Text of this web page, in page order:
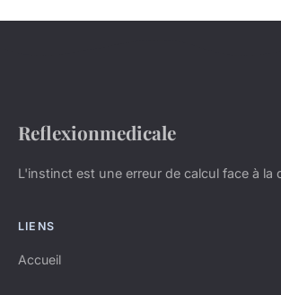
Reflexionmedicale
L'instinct est une erreur de calcul face à la
LIENS
Accueil